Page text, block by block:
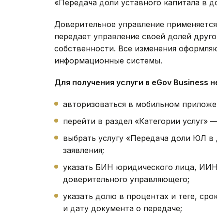
«Передача доли уставного капитала в
Доверительное управление
передает управление своей долей
собственности. Все изменения
информационные системы.
Для получения услуги в eGov Business
авторизоваться в мобильном
перейти в раздел «Категории
выбрать услугу «Передача доли ЮЛ в
заявления;
указать БИН юридического лица,
доверительного управляющего;
указать долю в процентах и теңге,
и дату документа о передаче;